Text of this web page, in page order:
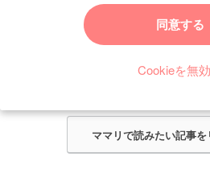
同意する
Cookieを無
ママリからのお知らせ
今ママリで読みたい記事は何ですか？
ママリ編集部がみなさんのご意見をもと
ママリで読みたい記事を